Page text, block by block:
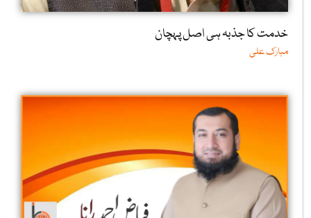
خدمت کا جذبہ ہی اصل پہچان
مبارک علی